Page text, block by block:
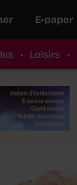
E-paper
• Loisirs •